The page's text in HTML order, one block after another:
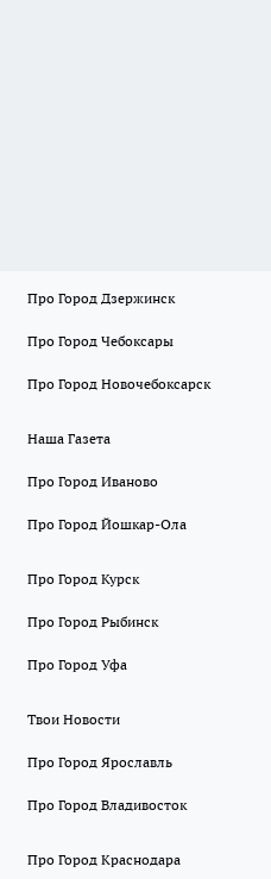
Про Город Дзержинск
Про Город Чебоксары
Про Город Новочебоксарск
Наша Газета
Про Город Иваново
Про Город Йошкар-Ола
Про Город Курск
Про Город Рыбинск
Про Город Уфа
Твои Новости
Про Город Ярославль
Про Город Владивосток
Про Город Краснодара